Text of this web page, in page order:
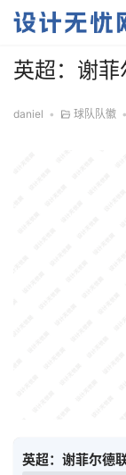
英超：谢
daniel • 球队队徽 •
英超：谢菲尔德